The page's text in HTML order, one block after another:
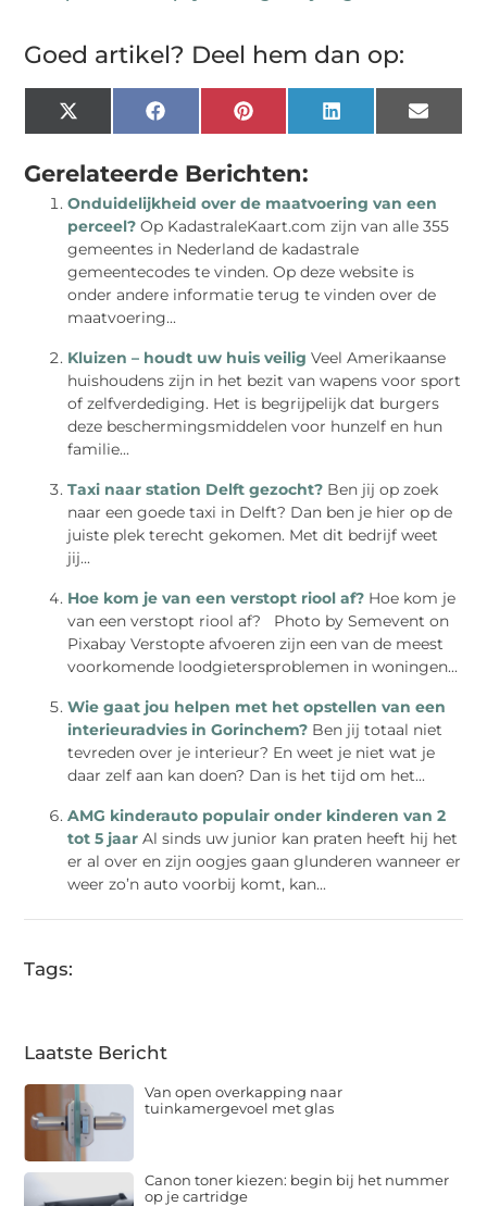
Goed artikel? Deel hem dan op:
X
(Twitter)
FacebookPinterestLinkedInEmail
Gerelateerde Berichten:
Onduidelijkheid over de maatvoering van een
perceel? Op KadastraleKaart.com zijn van alle 355
gemeentes in Nederland de kadastrale
gemeentecodes te vinden. Op deze website is
onder andere informatie terug te vinden over de
maatvoering...
Kluizen – houdt uw huis veilig Veel Amerikaanse
huishoudens zijn in het bezit van wapens voor sport
of zelfverdediging. Het is begrijpelijk dat burgers
deze beschermingsmiddelen voor hunzelf en hun
familie...
Taxi naar station Delft gezocht? Ben jij op zoek
naar een goede taxi in Delft? Dan ben je hier op de
juiste plek terecht gekomen. Met dit bedrijf weet
jij...
Hoe kom je van een verstopt riool af? Hoe kom je
van een verstopt riool af? ‍Photo by Semevent on
Pixabay Verstopte afvoeren zijn een van de meest
voorkomende loodgietersproblemen in woningen...
Wie gaat jou helpen met het opstellen van een
interieuradvies in Gorinchem? Ben jij totaal niet
tevreden over je interieur? En weet je niet wat je
daar zelf aan kan doen? Dan is het tijd om het...
AMG kinderauto populair onder kinderen van 2
tot 5 jaar Al sinds uw junior kan praten heeft hij het
er al over en zijn oogjes gaan glunderen wanneer er
weer zo’n auto voorbij komt, kan...
Tags:
Laatste Bericht
Van open overkapping naar
tuinkamergevoel met glas
Canon toner kiezen: begin bij het nummer
op je cartridge